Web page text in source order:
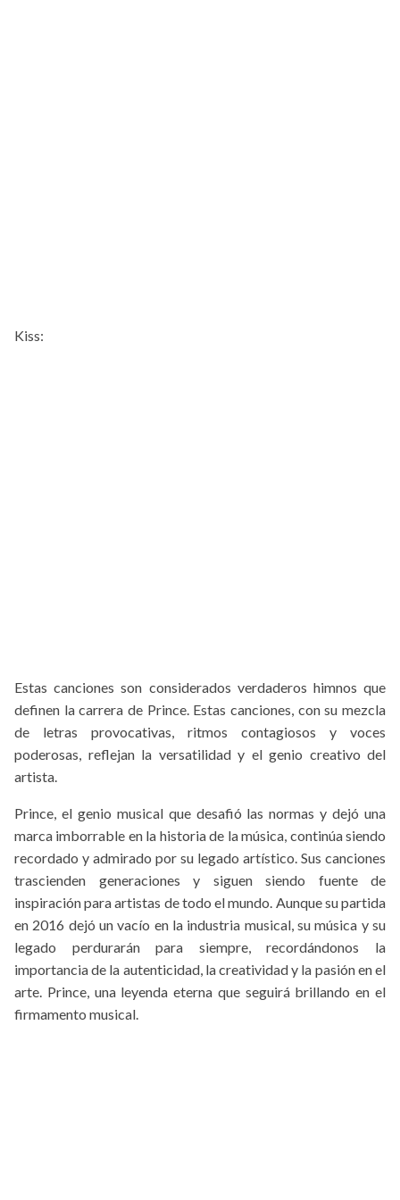
Kiss:
Estas canciones son considerados verdaderos himnos que
definen la carrera de Prince. Estas canciones, con su mezcla
de letras provocativas, ritmos contagiosos y voces
poderosas, reflejan la versatilidad y el genio creativo del
artista.
Prince, el genio musical que desafió las normas y dejó una
marca imborrable en la historia de la música, continúa siendo
recordado y admirado por su legado artístico. Sus canciones
trascienden generaciones y siguen siendo fuente de
inspiración para artistas de todo el mundo. Aunque su partida
en 2016 dejó un vacío en la industria musical, su música y su
legado perdurarán para siempre, recordándonos la
importancia de la autenticidad, la creatividad y la pasión en el
arte. Prince, una leyenda eterna que seguirá brillando en el
firmamento musical.